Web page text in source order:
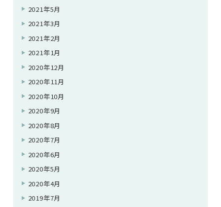
2021年5月
2021年3月
2021年2月
2021年1月
2020年12月
2020年11月
2020年10月
2020年9月
2020年8月
2020年7月
2020年6月
2020年5月
2020年4月
2019年7月